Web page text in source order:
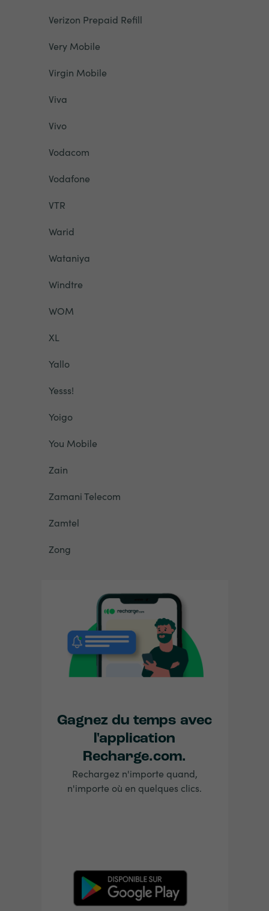
Verizon Prepaid Refill
Very Mobile
Virgin Mobile
Viva
Vivo
Vodacom
Vodafone
VTR
Warid
Wataniya
Windtre
WOM
XL
Yallo
Yesss!
Yoigo
You Mobile
Zain
Zamani Telecom
Zamtel
Zong
Gagnez du temps avec
l'application
Recharge.com.
Rechargez n'importe quand,
n'importe où en quelques clics.